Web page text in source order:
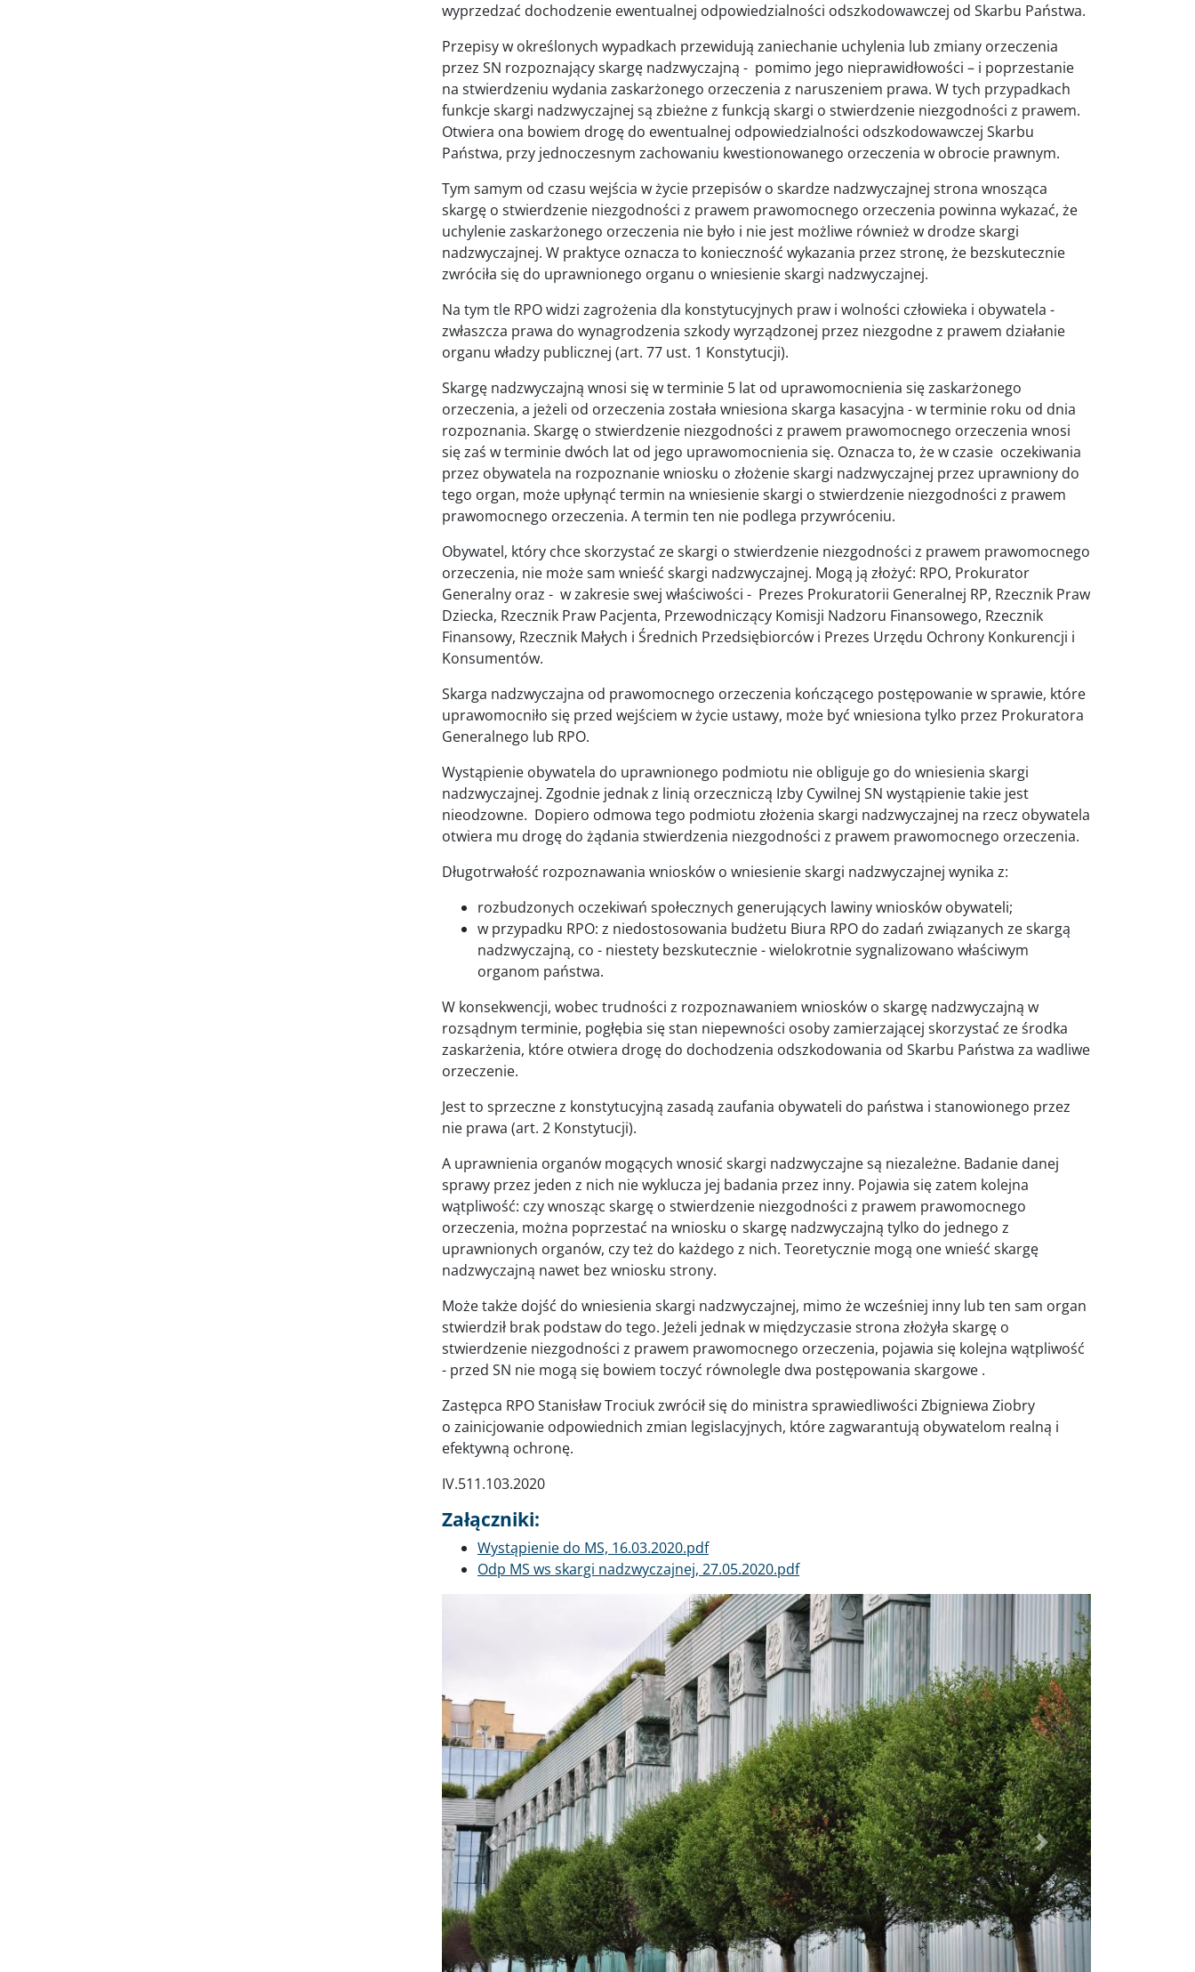
wyprzedzać dochodzenie ewentualnej odpowiedzialności odszkodowawczej od Skarbu Państwa.
Przepisy w określonych wypadkach przewidują zaniechanie uchylenia lub zmiany orzeczenia
przez SN rozpoznający skargę nadzwyczajną - pomimo jego nieprawidłowości – i poprzestanie
na stwierdzeniu wydania zaskarżonego orzeczenia z naruszeniem prawa. W tych przypadkach
funkcje skargi nadzwyczajnej są zbieżne z funkcją skargi o stwierdzenie niezgodności z prawem.
Otwiera ona bowiem drogę do ewentualnej odpowiedzialności odszkodowawczej Skarbu
Państwa, przy jednoczesnym zachowaniu kwestionowanego orzeczenia w obrocie prawnym.
Tym samym od czasu wejścia w życie przepisów o skardze nadzwyczajnej strona wnosząca
skargę o stwierdzenie niezgodności z prawem prawomocnego orzeczenia powinna wykazać, że
uchylenie zaskarżonego orzeczenia nie było i nie jest możliwe również w drodze skargi
nadzwyczajnej. W praktyce oznacza to konieczność wykazania przez stronę, że bezskutecznie
zwróciła się do uprawnionego organu o wniesienie skargi nadzwyczajnej.
Na tym tle RPO widzi zagrożenia dla konstytucyjnych praw i wolności człowieka i obywatela -
zwłaszcza prawa do wynagrodzenia szkody wyrządzonej przez niezgodne z prawem działanie
organu władzy publicznej (art. 77 ust. 1 Konstytucji).
Skargę nadzwyczajną wnosi się w terminie 5 lat od uprawomocnienia się zaskarżonego
orzeczenia, a jeżeli od orzeczenia została wniesiona skarga kasacyjna - w terminie roku od dnia
rozpoznania. Skargę o stwierdzenie niezgodności z prawem prawomocnego orzeczenia wnosi
się zaś w terminie dwóch lat od jego uprawomocnienia się. Oznacza to, że w czasie oczekiwania
przez obywatela na rozpoznanie wniosku o złożenie skargi nadzwyczajnej przez uprawniony do
tego organ, może upłynąć termin na wniesienie skargi o stwierdzenie niezgodności z prawem
prawomocnego orzeczenia. A termin ten nie podlega przywróceniu.
Obywatel, który chce skorzystać ze skargi o stwierdzenie niezgodności z prawem prawomocnego
orzeczenia, nie może sam wnieść skargi nadzwyczajnej. Mogą ją złożyć: RPO, Prokurator
Generalny oraz - w zakresie swej właściwości - Prezes Prokuratorii Generalnej RP, Rzecznik Praw
Dziecka, Rzecznik Praw Pacjenta, Przewodniczący Komisji Nadzoru Finansowego, Rzecznik
Finansowy, Rzecznik Małych i Średnich Przedsiębiorców i Prezes Urzędu Ochrony Konkurencji i
Konsumentów.
Skarga nadzwyczajna od prawomocnego orzeczenia kończącego postępowanie w sprawie, które
uprawomocniło się przed wejściem w życie ustawy, może być wniesiona tylko przez Prokuratora
Generalnego lub RPO.
Wystąpienie obywatela do uprawnionego podmiotu nie obliguje go do wniesienia skargi
nadzwyczajnej. Zgodnie jednak z linią orzeczniczą Izby Cywilnej SN wystąpienie takie jest
nieodzowne. Dopiero odmowa tego podmiotu złożenia skargi nadzwyczajnej na rzecz obywatela
otwiera mu drogę do żądania stwierdzenia niezgodności z prawem prawomocnego orzeczenia.
Długotrwałość rozpoznawania wniosków o wniesienie skargi nadzwyczajnej wynika z:
rozbudzonych oczekiwań społecznych generujących lawiny wniosków obywateli;
w przypadku RPO: z niedostosowania budżetu Biura RPO do zadań związanych ze skargą
nadzwyczajną, co - niestety bezskutecznie - wielokrotnie sygnalizowano właściwym
organom państwa.
W konsekwencji, wobec trudności z rozpoznawaniem wniosków o skargę nadzwyczajną w
rozsądnym terminie, pogłębia się stan niepewności osoby zamierzającej skorzystać ze środka
zaskarżenia, które otwiera drogę do dochodzenia odszkodowania od Skarbu Państwa za wadliwe
orzeczenie.
Jest to sprzeczne z konstytucyjną zasadą zaufania obywateli do państwa i stanowionego przez
nie prawa (art. 2 Konstytucji).
A uprawnienia organów mogących wnosić skargi nadzwyczajne są niezależne. Badanie danej
sprawy przez jeden z nich nie wyklucza jej badania przez inny. Pojawia się zatem kolejna
wątpliwość: czy wnosząc skargę o stwierdzenie niezgodności z prawem prawomocnego
orzeczenia, można poprzestać na wniosku o skargę nadzwyczajną tylko do jednego z
uprawnionych organów, czy też do każdego z nich. Teoretycznie mogą one wnieść skargę
nadzwyczajną nawet bez wniosku strony.
Może także dojść do wniesienia skargi nadzwyczajnej, mimo że wcześniej inny lub ten sam organ
stwierdził brak podstaw do tego. Jeżeli jednak w międzyczasie strona złożyła skargę o
stwierdzenie niezgodności z prawem prawomocnego orzeczenia, pojawia się kolejna wątpliwość
- przed SN nie mogą się bowiem toczyć równolegle dwa postępowania skargowe .
Zastępca RPO Stanisław Trociuk zwrócił się do ministra sprawiedliwości Zbigniewa Ziobry
o zainicjowanie odpowiednich zmian legislacyjnych, które zagwarantują obywatelom realną i
efektywną ochronę.
IV.511.103.2020
Załączniki:
Dokument
Wystąpienie do MS, 16.03.2020.pdf
Dokument
Odp MS ws skargi nadzwyczajnej, 27.05.2020.pdf
Poprzednie Dalej